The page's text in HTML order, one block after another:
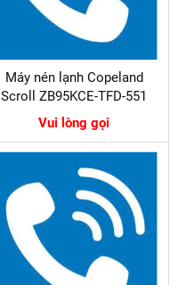
Máy nén lạnh Copeland
Scroll ZB95KCE-TFD-551
Vui lòng gọi